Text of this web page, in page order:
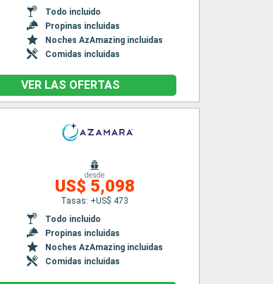
Todo incluido
Propinas incluidas
Noches AzAmazing incluidas
Comidas incluidas
VER LAS OFERTAS
desde
US$ 5,098
Tasas: +US$ 473
Todo incluido
Propinas incluidas
Noches AzAmazing incluidas
Comidas incluidas